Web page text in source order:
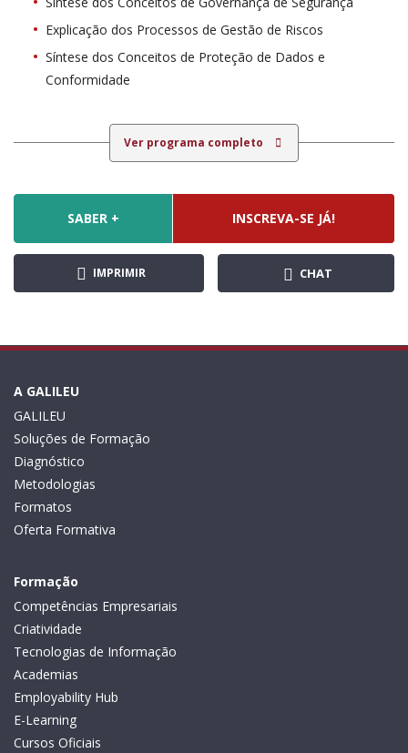
Explicação dos Processos de Gestão de Riscos
Síntese dos Conceitos de Proteção de Dados e
Conformidade
Ver programa completo
SABER + INSCREVA-SE JÁ!
IMPRIMIR CHAT
A GALILEU
GALILEU
Soluções de Formação
Diagnóstico
Metodologias
Formatos
Oferta Formativa
Formação
Competências Empresariais
Criatividade
Tecnologias de Informação
Academias
Employability Hub
E-Learning
Cursos Oficiais